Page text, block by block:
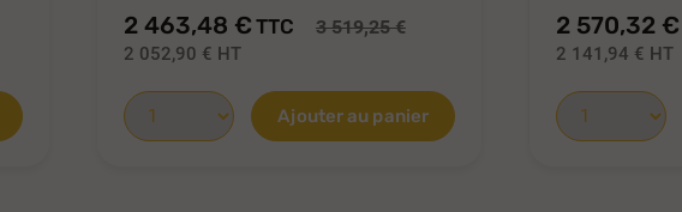
2 463,48 € TTC 3 519,25 €
2 052,90 € HT
Ajouter au panier
2 570,32 €
2 141,94 € HT